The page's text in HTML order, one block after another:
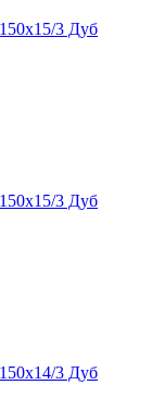
3 Дуб
3 Дуб
3 Дуб